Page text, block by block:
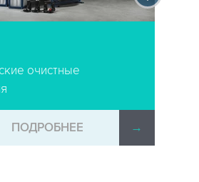
очистные
ПОДРОБНЕЕ →